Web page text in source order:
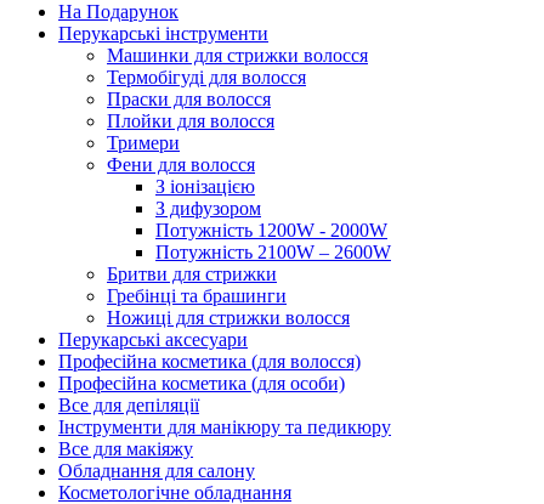
На Подарунок
Перукарські інструменти
Машинки для стрижки волосся
Термобігуді для волосся
Праски для волосся
Плойки для волосся
Тримери
Фени для волосся
З іонізацією
З дифузором
Потужність 1200W - 2000W
Потужність 2100W – 2600W
Бритви для стрижки
Гребінці та брашинги
Ножиці для стрижки волосся
Перукарські аксесуари
Професійна косметика (для волосся)
Професійна косметика (для особи)
Все для депіляції
Інструменти для манікюру та педикюру
Все для макіяжу
Обладнання для салону
Косметологічне обладнання